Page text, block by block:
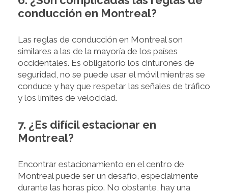
conducción en Montreal?
Las reglas de conducción en Montreal son
similares a las de la mayoría de los países
occidentales. Es obligatorio los cinturones de
seguridad, no se puede usar el móvil mientras se
conduce y hay que respetar las señales de tráfico
y los límites de velocidad.
7. ¿Es difícil estacionar en
Montreal?
Encontrar estacionamiento en el centro de
Montreal puede ser un desafío, especialmente
durante las horas pico. No obstante, hay una